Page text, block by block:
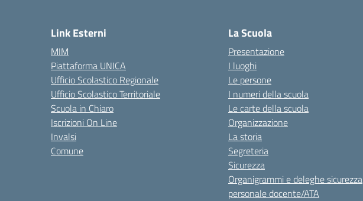
Link Esterni
MIM
Piattaforma UNICA
Ufficio Scolastico Regionale
Ufficio Scolastico Territoriale
Scuola in Chiaro
Iscrizioni On Line
Invalsi
Comune
La Scuola
Presentazione
I luoghi
Le persone
I numeri della scuola
Le carte della scuola
Organizzazione
La storia
Segreteria
Sicurezza
Organigrammi e deleghe sicurezza
personale docente/ATA